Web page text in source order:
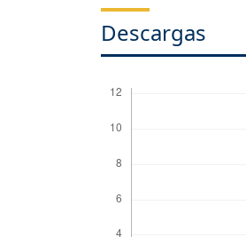
Descargas